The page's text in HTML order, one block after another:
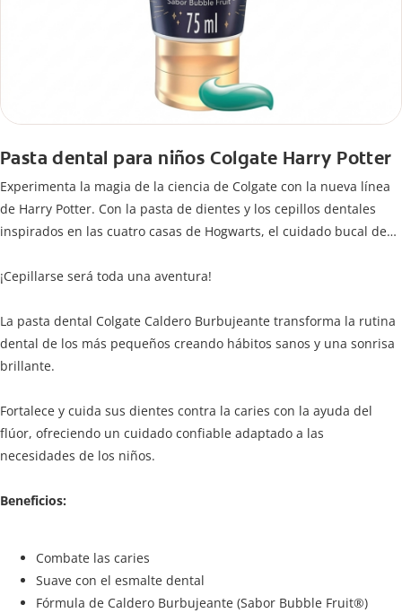
Pasta dental para niños Colgate Harry Potter
Experimenta la magia de la ciencia de Colgate con la nueva línea
de Harry Potter. Con la pasta de dientes y los cepillos dentales
inspirados en las cuatro casas de Hogwarts, el cuidado bucal de
jóvenes magos y brujas.
¡Cepillarse será toda una aventura!
La pasta dental Colgate Caldero Burbujeante transforma la rutina
dental de los más pequeños creando hábitos sanos y una sonrisa
brillante.
Fortalece y cuida sus dientes contra la caries con la ayuda del
flúor, ofreciendo un cuidado confiable adaptado a las
necesidades de los niños.
Beneficios:
Combate las caries
Suave con el esmalte dental
Fórmula de Caldero Burbujeante (Sabor Bubble Fruit®)